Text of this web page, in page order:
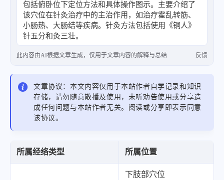
包括俯卧位下定位方法和具体操作图示。主要介绍了
该穴位在针灸治疗中的主治作用，如治疗霍乱转筋、
小肠热、大肠结等疾病。针灸方法包括使用《铜人》
针五分和灸三壮。
此内容由AI根据文章生成，仅用于文章内容的解释与总结 反馈
文章协议：本文内容仅用于本站作者自学记录和知识
存储，请勿随意散播及使用，未听劝告使用或分享造
成任何问题与本站作者无关。阅读或分享即表示同意
该协议。
所属经络类型 所属位置
下肢部穴位